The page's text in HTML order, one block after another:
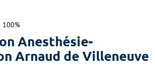
100%
Anesthésie-
Arnaud de Villeneuve